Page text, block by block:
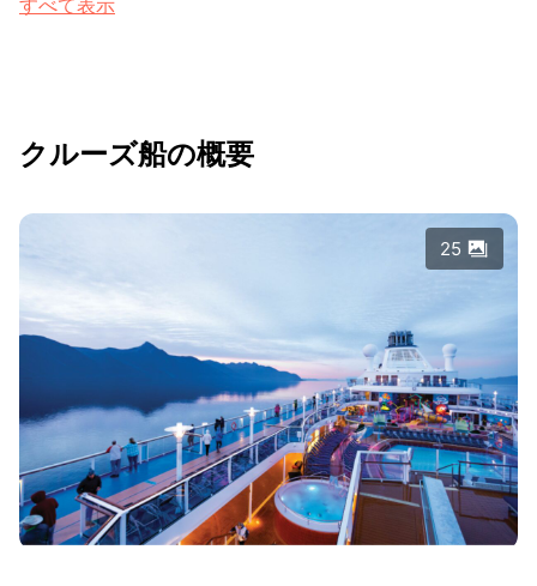
クルーズ船の概要
25